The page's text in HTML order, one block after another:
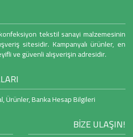
tekstil sanayi malzemesinin
sitesidir. Kampanyalı ürünler, en
ve güvenli alışverişin adresidir.
,Ürünler,Banka Hesap Bilgileri
BİZE ULAŞIN!